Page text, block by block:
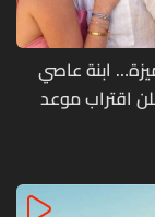
ابنة عاصي
اقتراب موعد